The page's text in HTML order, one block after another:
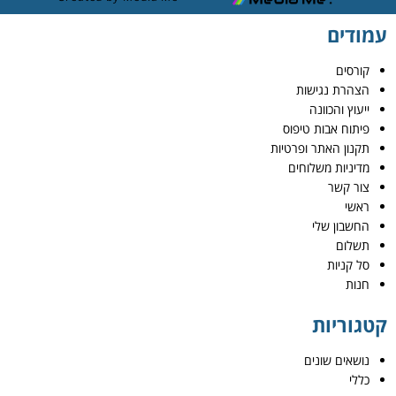
עמודים
קורסים
הצהרת נגישות
ייעוץ והכוונה
פיתוח אבות טיפוס
תקנון האתר ופרטיות
מדיניות משלוחים
צור קשר
ראשי
החשבון שלי
תשלום
סל קניות
חנות
קטגוריות
נושאים שונים
כללי